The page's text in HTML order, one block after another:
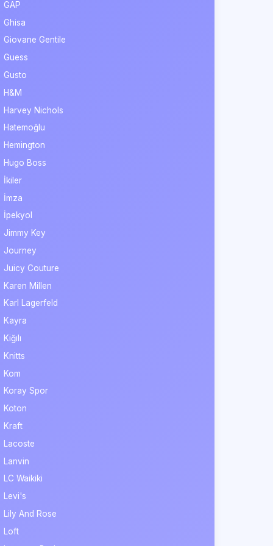
GAP
Ghisa
Giovane Gentile
Guess
Gusto
H&M
Harvey Nichols
Hatemoğlu
Hemington
Hugo Boss
İkiler
İmza
İpekyol
Jimmy Key
Journey
Juicy Couture
Karen Millen
Karl Lagerfeld
Kayra
Kiğılı
Knitts
Kom
Koray Spor
Koton
Kraft
Lacoste
Lanvin
LC Waikiki
Levi's
Lily And Rose
Loft